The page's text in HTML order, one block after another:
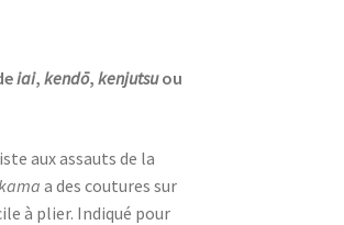
iai,kendō,kenjutsuou
aux assauts de la
a des coutures sur
à plier. Indiqué pour